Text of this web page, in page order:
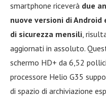
smartphone riceverà due
nuove versioni di
di sicurezza mensili,
aggiornati in assoluto.
schermo HD+ da 6,52
processore Helio G35
di spazio di archiviazione